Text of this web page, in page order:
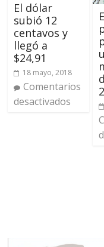
El dólar
subió 12
centavos y
llegó a
$24,91
18 mayo, 2018
Comentarios
desactivados